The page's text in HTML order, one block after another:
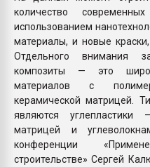
количество
использованием
материалы, и новые
Отдельного внимания
композиты — это
материалов с
керамической матрицей.
являются
матрицей и
конференции
строительстве» Сергей